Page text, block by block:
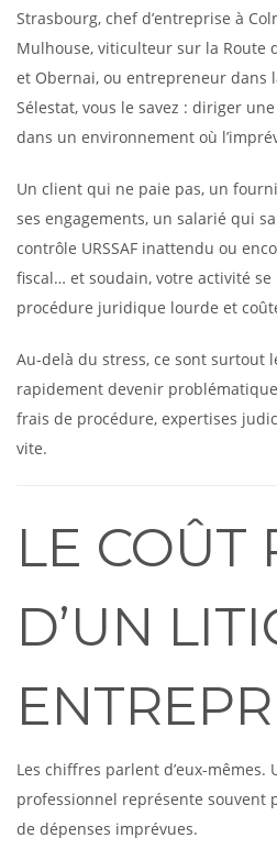
Strasbourg, chef d’entreprise à
Mulhouse, viticulteur sur la Route
et Obernai, ou entrepreneur dans
Sélestat, vous le savez : diriger
dans un environnement où
Un client qui ne paie pas, un
ses engagements, un salarié qui
contrôle URSSAF inattendu ou
fiscal… et soudain, votre activité
procédure juridique lourde et
Au-delà du stress, ce sont surtout
rapidement devenir
frais de procédure, expertises
vite.
LE COÛT
D’UN
Les chiffres parlent d’eux-mêmes.
professionnel représente souvent
de dépenses imprévues.